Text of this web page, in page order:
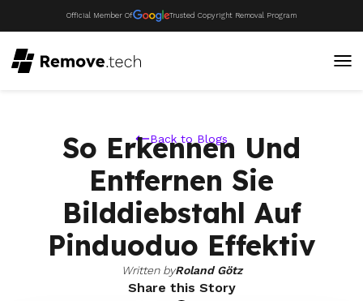
Official Member Of Trusted Copyright Removal Program
Back to Blogs
So Erkennen Und
Entfernen Sie
Bilddiebstahl Auf
Pinduoduo Effektiv
Written byRoland Götz
Share this Story